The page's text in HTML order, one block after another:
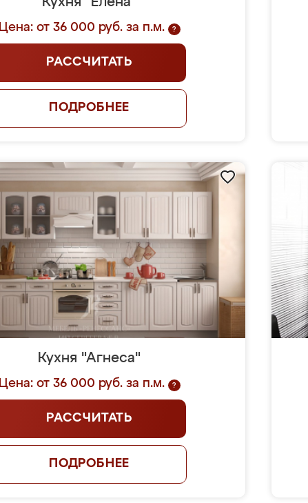
Цена: от 36 000 руб. за п.м. ?
РАССЧИТАТЬ
ПОДРОБНЕЕ
Кухня "Агнеса"
Цена: от 36 000 руб. за п.м. ?
РАССЧИТАТЬ
ПОДРОБНЕЕ